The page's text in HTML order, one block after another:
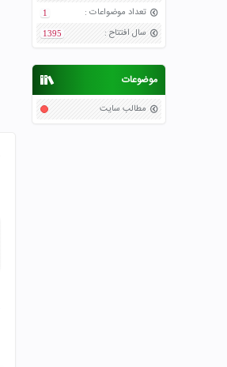
تعداد موضواعات :
1
سال افتتاح :
1395
موضوعات
مطالب سایت